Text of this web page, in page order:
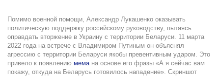
Помимо военной помощи, Александр Лукашенко оказывать
политическую поддержку российскому руководству, пытаясь
оправдать вторжение в Украину с территории Беларуси. 11 марта
2022 года на встрече с Владимиром Путиным он объяснял
агрессию с территории Беларуси якобы превентивным ударом. Это
привело к появлению мемана основе его фразы «А я сейчас вам
покажу, откуда на Беларусь готовилось нападение». Скриншот